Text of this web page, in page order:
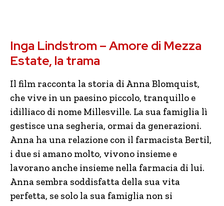
Inga Lindstrom – Amore di Mezza
Estate, la trama
Il film racconta la storia di Anna Blomquist,
che vive in un paesino piccolo, tranquillo e
idilliaco di nome Millesville. La sua famiglia lì
gestisce una segheria, ormai da generazioni.
Anna ha una relazione con il farmacista Bertil,
i due si amano molto, vivono insieme e
lavorano anche insieme nella farmacia di lui.
Anna sembra soddisfatta della sua vita
perfetta, se solo la sua famiglia non si